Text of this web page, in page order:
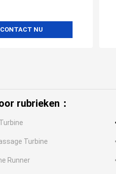
CONTACT NU
rubrieken：
Turbine
Runner